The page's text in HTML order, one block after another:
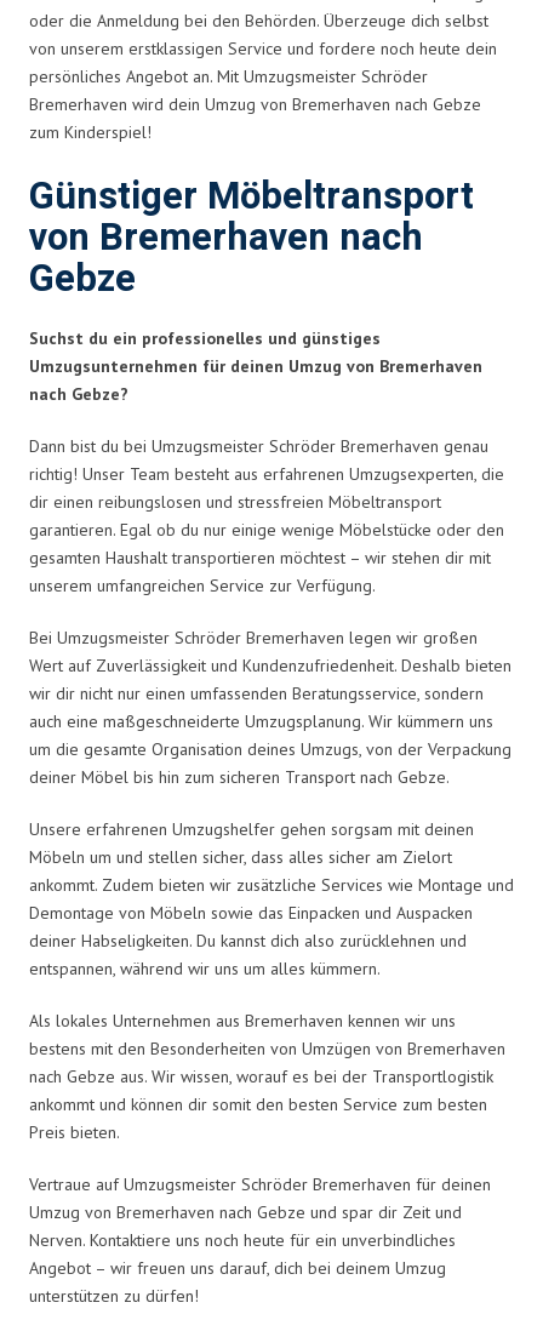
oder die Anmeldung bei den Behörden. Überzeuge dich selbst
von unserem erstklassigen Service und fordere noch heute dein
persönliches Angebot an. Mit Umzugsmeister Schröder
Bremerhaven wird dein Umzug von Bremerhaven nach Gebze
zum Kinderspiel!
Günstiger Möbeltransport
von Bremerhaven nach
Gebze
Suchst du ein professionelles und günstiges
Umzugsunternehmen für deinen Umzug von Bremerhaven
nach Gebze?
Dann bist du bei Umzugsmeister Schröder Bremerhaven genau
richtig! Unser Team besteht aus erfahrenen Umzugsexperten, die
dir einen reibungslosen und stressfreien Möbeltransport
garantieren. Egal ob du nur einige wenige Möbelstücke oder den
gesamten Haushalt transportieren möchtest – wir stehen dir mit
unserem umfangreichen Service zur Verfügung.
Bei Umzugsmeister Schröder Bremerhaven legen wir großen
Wert auf Zuverlässigkeit und Kundenzufriedenheit. Deshalb bieten
wir dir nicht nur einen umfassenden Beratungsservice, sondern
auch eine maßgeschneiderte Umzugsplanung. Wir kümmern uns
um die gesamte Organisation deines Umzugs, von der Verpackung
deiner Möbel bis hin zum sicheren Transport nach Gebze.
Unsere erfahrenen Umzugshelfer gehen sorgsam mit deinen
Möbeln um und stellen sicher, dass alles sicher am Zielort
ankommt. Zudem bieten wir zusätzliche Services wie Montage und
Demontage von Möbeln sowie das Einpacken und Auspacken
deiner Habseligkeiten. Du kannst dich also zurücklehnen und
entspannen, während wir uns um alles kümmern.
Als lokales Unternehmen aus Bremerhaven kennen wir uns
bestens mit den Besonderheiten von Umzügen von Bremerhaven
nach Gebze aus. Wir wissen, worauf es bei der Transportlogistik
ankommt und können dir somit den besten Service zum besten
Preis bieten.
Vertraue auf Umzugsmeister Schröder Bremerhaven für deinen
Umzug von Bremerhaven nach Gebze und spar dir Zeit und
Nerven. Kontaktiere uns noch heute für ein unverbindliches
Angebot – wir freuen uns darauf, dich bei deinem Umzug
unterstützen zu dürfen!